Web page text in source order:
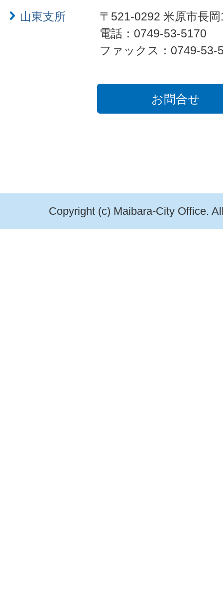
山東支所
〒521-0292 米原市長
電話：0749-53-5170
ファックス：0749-53-
お問合せ
Copyright (c) Maibara-City Office.